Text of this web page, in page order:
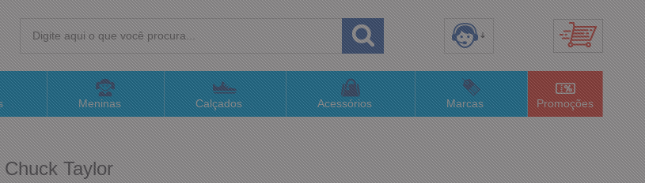
(48) 3658-4820
(48)996063435
sac@lojaconceitom.com.br
Atendimento Online
Meninas Calçados Acessórios Marcas Promoções
Taylor